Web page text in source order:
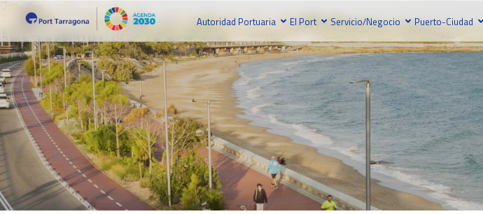
Autoridad Portuaria El Port Servicio/Negocio Puerto-Ciudad